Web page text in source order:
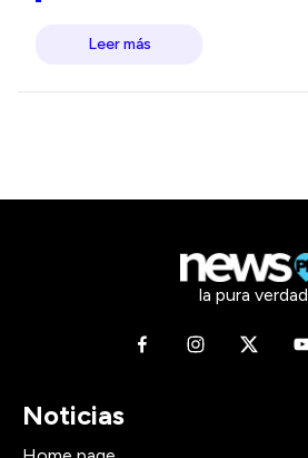
Leer más
la pura verdad
Noticias